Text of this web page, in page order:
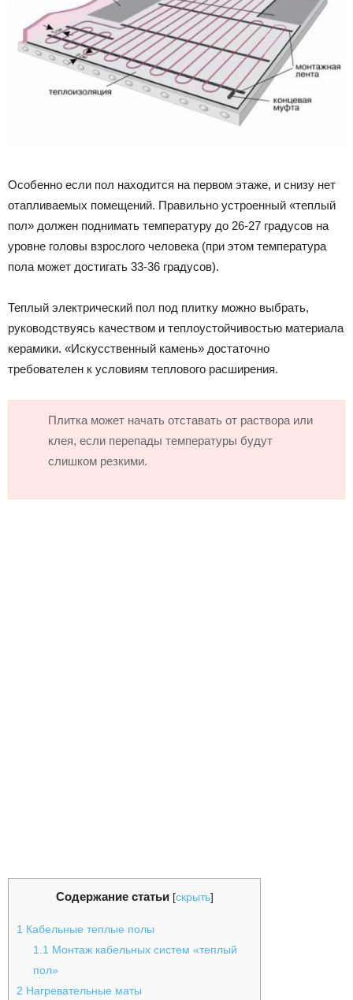
Особенно если пол находится на первом этаже, и снизу нет
отапливаемых помещений. Правильно устроенный «теплый
пол» должен поднимать температуру до 26-27 градусов на
уровне головы взрослого человека (при этом температура
пола может достигать 33-36 градусов).
Теплый электрический пол под плитку можно выбрать,
руководствуясь качеством и теплоустойчивостью материала
керамики. «Искусственный камень» достаточно
требователен к условиям теплового расширения.
Плитка может начать отставать от раствора или
клея, если перепады температуры будут
слишком резкими.
Содержание статьи [скрыть]
1 Кабельные теплые полы
1.1 Монтаж кабельных систем «теплый
пол»
2 Нагревательные маты